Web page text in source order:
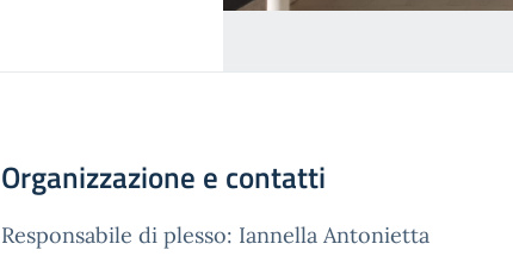
Organizzazione e contatti
Responsabile di plesso: Iannella Antonietta